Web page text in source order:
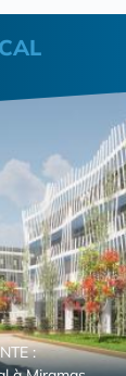
: